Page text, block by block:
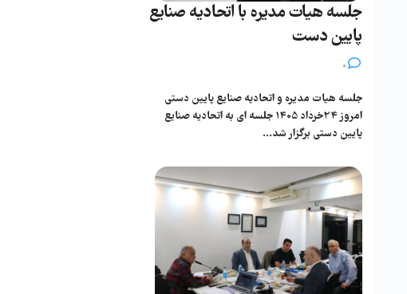
جلسه هیات مدیره با اتحادیه صنایع
پایین دست
جلسه هیات مدیره و اتحادیه صنایع پایین دستی
امروز 24خرداد 1405 جلسه ای به اتحادیه صنایع
پایین دستی برگزار شد...